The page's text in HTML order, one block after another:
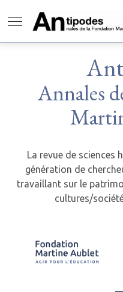
Annales
La revue de sciences
génération de
travaillant sur le
cultures/